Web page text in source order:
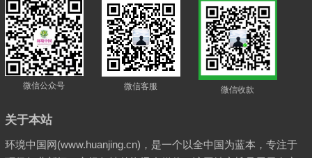
微信公众号 微信客服 微信收款
关于本站
环境中国网(www.huanjing.cn)，是一个以全中国为蓝本，专注于